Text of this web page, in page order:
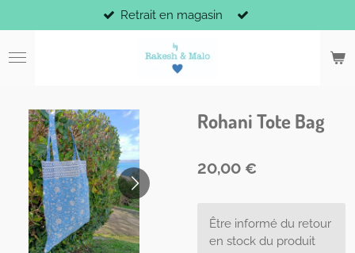
au
contenu
Retrait en magasin
Rohani Tote Bag
20,00 €
Être informé du retour
en stock du produit